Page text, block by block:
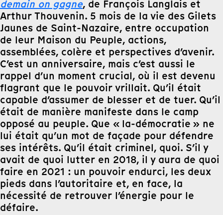
demain on gagne, de François Langlais et
Arthur Thouvenin. 5 mois de la vie des Gilets
Jaunes de Saint-Nazaire, entre occupation
de leur Maison du Peuple, actions,
assemblées, colère et perspectives d’avenir.
C’est un anniversaire, mais c’est aussi le
rappel d’un moment crucial, où il est devenu
flagrant que le pouvoir vrillait. Qu’il était
capable d’assumer de blesser et de tuer. Qu’il
était de manière manifeste dans le camp
opposé au peuple. Que « la-démocratie » ne
lui était qu’un mot de façade pour défendre
ses intérêts. Qu’il était criminel, quoi. S’il y
avait de quoi lutter en 2018, il y aura de quoi
faire en 2021 : un pouvoir endurci, les deux
pieds dans l’autoritaire et, en face, la
nécessité de retrouver l’énergie pour le
défaire.